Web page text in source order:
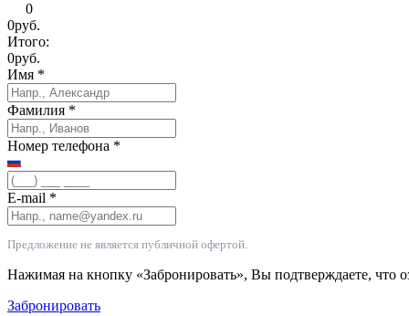
0
0руб.
Итого:
0руб.
Имя *
Фамилия *
Номер телефона *
E-mail *
Предложение не является публичной офертой.
Нажимая на кнопку «Забронировать», Вы подтверждаете, что
Забронировать